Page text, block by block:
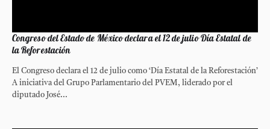
Congreso del Estado de México declara el 12 de julio Día Estatal de
la Reforestación
El Congreso declara el 12 de julio como ‘Día Estatal de la Reforestación’
A iniciativa del Grupo Parlamentario del PVEM, liderado por el
diputado José...